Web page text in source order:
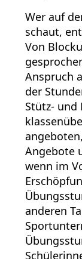
Wer auf
schaut,
Von
Anspruch
der
Stütz- und
Angebote
wenn im
anderen